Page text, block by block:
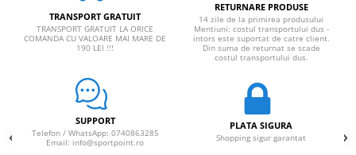
TRANSPORT GRATUIT
TRANSPORT GRATUIT LA ORICE
COMANDA CU VALOARE MAI MARE DE
190 LEI !!!
RETURNARE PRODUSE
14 zile de la primirea produsului
Mentiuni: costul transportului dus -
intors este suportat de catre client.
Din suma de returnat se scade
costul transportului dus.
SUPPORT
Telefon / WhatsApp: 0740863285
Email: info@sportpoint.ro
PLATA SIGURA
Shopping sigur garantat